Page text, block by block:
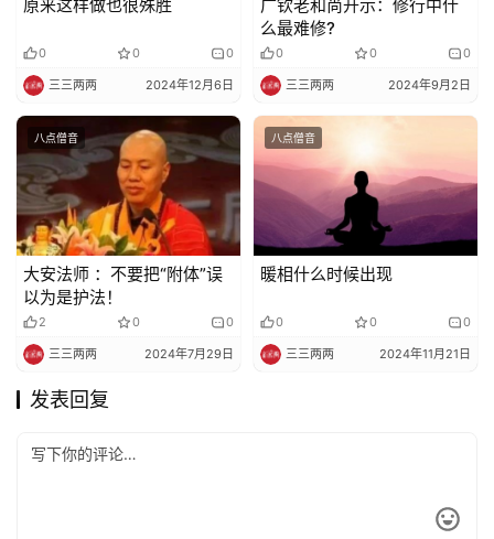
原来这样做也很殊胜
0 0 0
三三两两 2024年12月6日
广钦老和尚开示：修行中什
么最难修?
0 0 0
三三两两 2024年9月2日
八点僧音
大安法师 ：不要把“附体”误
以为是护法！
2 0 0
三三两两 2024年7月29日
八点僧音
暖相什么时候出现
0 0 0
三三两两 2024年11月21日
发表回复